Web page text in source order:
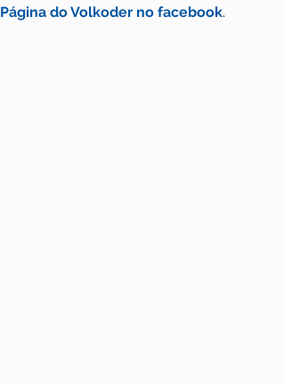
Página do Volkoder no facebook.